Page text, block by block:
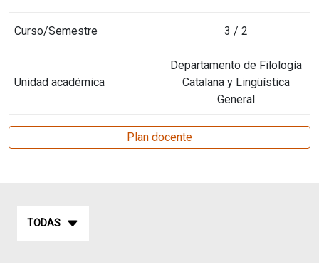
Curso/Semestre 3 / 2
Unidad académica
Departamento de Filología
Catalana y Lingüística
General
Plan docente
TODAS